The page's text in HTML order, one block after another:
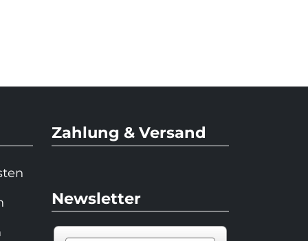
Zahlung & Versand
Newsletter